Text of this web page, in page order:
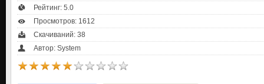
Рейтинг: 5.0
Просмотров: 1612
Скачиваний: 38
Автор: System